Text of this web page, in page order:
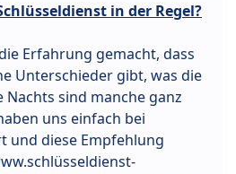
in der Regel?
Erfahrung gemacht, dass
Unterschieder gibt, was die
sind manche ganz
uns einfach bei
und diese Empfehlung